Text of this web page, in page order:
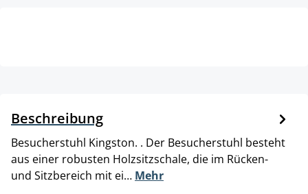
Beschreibung
Besucherstuhl Kingston. . Der Besucherstuhl besteht
aus einer robusten Holzsitzschale, die im Rücken-
und Sitzbereich mit ei… Mehr